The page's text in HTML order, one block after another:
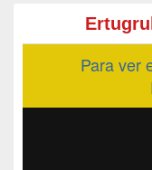
Para ver